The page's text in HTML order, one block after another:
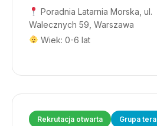
Poradnia Latarnia Morska, ul.
Walecznych 59, Warszawa
Wiek: 0-6 lat
Rekrutacja otwarta
Grupa